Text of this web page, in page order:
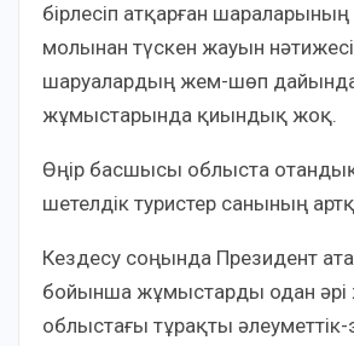
бірлесіп атқарған
молынан түскен жауын
шаруалардың жем-шөп
жұмыстарында қиындық жоқ.
Өңір басшысы облыста
шетелдік туристер санының
Кездесу соңында Президент
бойынша жұмыстарды одан әрі
облыстағы тұрақты